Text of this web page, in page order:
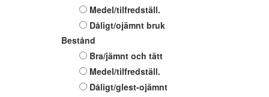
Medel/tilfredställ.
Dåligt/ojämnt bruk
Bestånd
Bra/jämnt och tätt
Medel/tilfredställ.
Dåligt/glest-ojämnt